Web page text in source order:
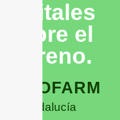
digitales
sobre el
terreno.
DEMOFARM
Andalucía